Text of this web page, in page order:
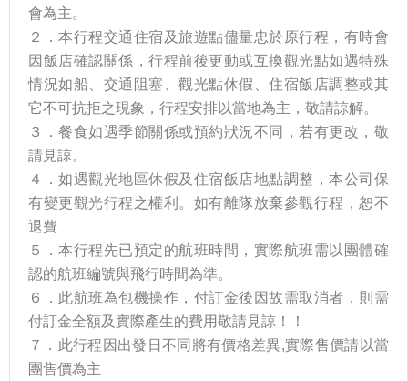
會為主。
２．本行程交通住宿及旅遊點儘量忠於原行程，有時會
因飯店確認關係，行程前後更動或互換觀光點如遇特殊
情況如船、交通阻塞、觀光點休假、住宿飯店調整或其
它不可抗拒之現象，行程安排以當地為主，敬請諒解。
３．餐食如遇季節關係或預約狀況不同，若有更改，敬
請見諒。
４．如遇觀光地區休假及住宿飯店地點調整，本公司保
有變更觀光行程之權利。如有離隊放棄參觀行程，恕不
退費
５．本行程先已預定的航班時間，實際航班需以團體確
認的航班編號與飛行時間為準。
６．此航班為包機操作，付訂金後因故需取消者，則需
付訂金全額及實際產生的費用敬請見諒！！
７．此行程因出發日不同將有價格差異,實際售價請以當
團售價為主